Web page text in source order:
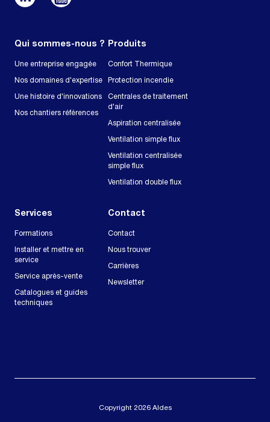
Qui sommes-nous ?
Une entreprise engagée
Nos domaines d'expertise
Une histoire d'innovations
Nos chantiers références
Produits
Confort Thermique
Protection incendie
Centrales de traitement
d'air
Aspiration centralisée
Ventilation simple flux
Ventilation centralisée
simple flux
Ventilation double flux
Services
Formations
Installer et mettre en
service
Service après-vente
Catalogues et guides
techniques
Contact
Contact
Nous trouver
Carrières
Newsletter
Copyright 2026 Aldes